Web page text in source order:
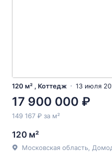
120 м² , Коттедж 13 июля
17 900 000 ₽
149 167 ₽ за м²
120 м²
Московская область,